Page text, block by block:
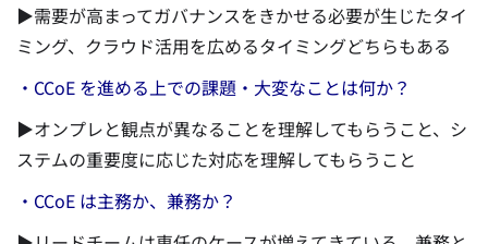
▶需要が高まってガバナンスをきかせる必要が生じたタイ
ミング、クラウド活用を広めるタイミングどちらもある
・CCoE を進める上での課題・大変なことは何か？
▶オンプレと観点が異なることを理解してもらうこと、シ
ステムの重要度に応じた対応を理解してもらうこと
・CCoE は主務か、兼務か？